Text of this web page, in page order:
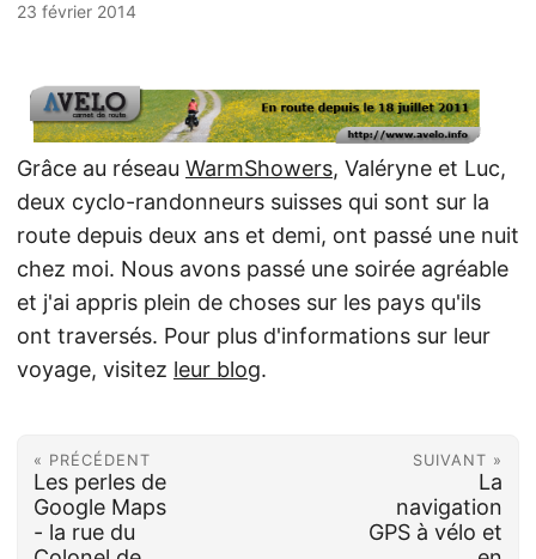
23 février 2014
Grâce au réseau WarmShowers, Valéryne et Luc,
deux cyclo-randonneurs suisses qui sont sur la
route depuis deux ans et demi, ont passé une nuit
chez moi. Nous avons passé une soirée agréable
et j'ai appris plein de choses sur les pays qu'ils
ont traversés. Pour plus d'informations sur leur
voyage, visitez leur blog.
« PRÉCÉDENT
Les perles de
Google Maps
- la rue du
SUIVANT »
La
navigation
GPS à vélo et